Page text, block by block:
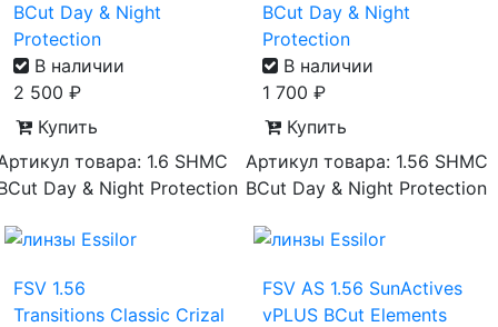
BCut Day & Night
Protection
В наличии
2 500 ₽
Купить
товара: 1.6 SHMC
Day & Night Protection
BCut Day & Night
Protection
В наличии
1 700 ₽
Купить
Артикул товара: 1.56 SHMC
BCut Day & Night Protection
FSV 1.56
Transitions Classic Crizal
FSV AS 1.56 SunActives
vPLUS BCut Elements